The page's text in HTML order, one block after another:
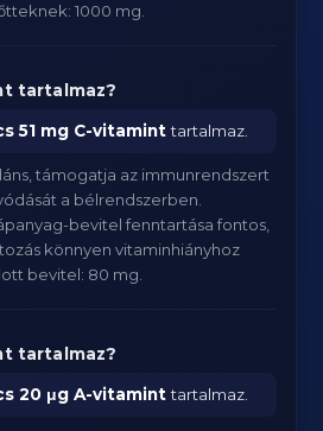
1000 mg.
tartalmaz?
51 mg C-vitaminttartalmaz.
támogatja az immunrendszert
a bélrendszerben.
bevitel fenntartása fontos,
könnyen vitaminhiányhoz
bevitel: 80 mg.
tartalmaz?
20 μg A-vitaminttartalmaz.